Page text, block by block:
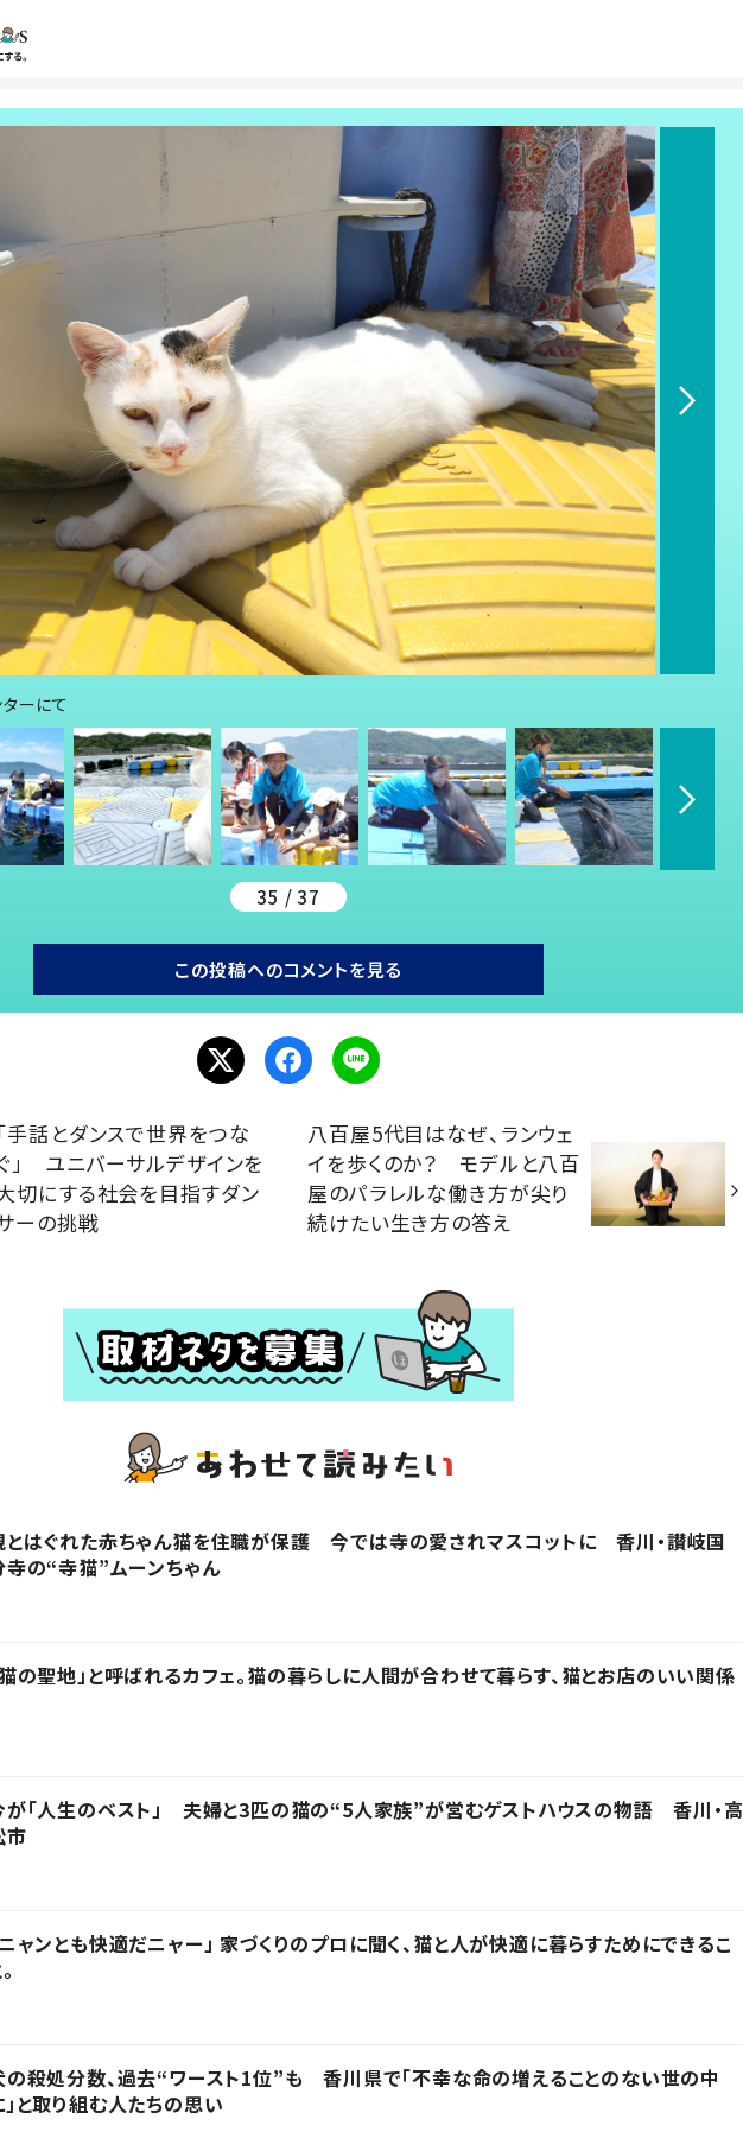
ーにて
35 / 37
この投稿へのコメントを見る
「手話とダンスで世界をつな
」 ユニバーサルデザインを
切にする社会を目指すダン
ーの挑戦
八百屋5代目はなぜ、ランウェ
イを歩くのか？ モデルと八百
屋のパラレルな働き方が尖り
続けたい生き方の答え
とはぐれた赤ちゃん猫を住職が保護 今では寺の愛されマスコットに 香川・讃岐国
寺の“寺猫”ムーンちゃん
猫の聖地」と呼ばれるカフェ。猫の暮らしに人間が合わせて暮らす、猫とお店のいい関係
が「人生のベスト」 夫婦と3匹の猫の“5人家族”が営むゲストハウスの物語 香川・高
市
ニャンとも快適だニャー」 家づくりのプロに聞く、猫と人が快適に暮らすためにできるこ
の殺処分数、過去“ワースト1位”も 香川県で「不幸な命の増えることのない世の中
」と取り組む人たちの思い